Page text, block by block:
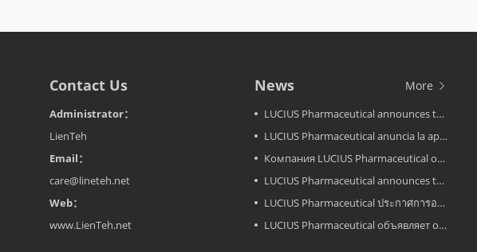
Contact Us
Administrator：
LienTeh
Email：
care@lineteh.net
Web：
www.LienTeh.net
News More
LUCIUS Pharmaceutical announces the approval LuciMird in Laos
LUCIUS Pharmaceutical anuncia la aprobación de LuciAcor en Laos
Компания LUCIUS Pharmaceutical объявляет об одобрении препарата LuciAcor в Лаосе.
LUCIUS Pharmaceutical announces the approval LuciAcor in Laos
LUCIUS Pharmaceutical ประกาศการอนุมัติ LuciRevu ในประเทศลาว
LUCIUS Pharmaceutical объявляет об одобрении LuciRevu в Лаосе